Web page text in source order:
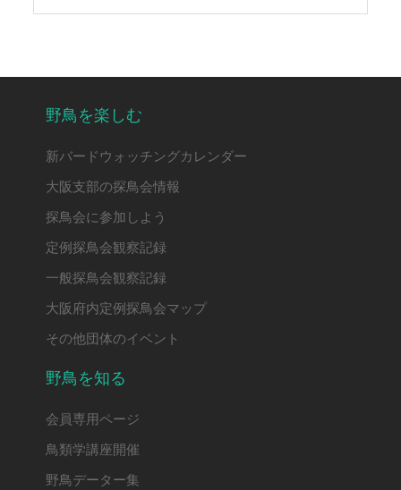
野鳥を楽しむ
新バードウォッチングカレンダー
大阪支部の探鳥会情報
探鳥会に参加しよう
定例探鳥会観察記録
一般探鳥会観察記録
大阪府内定例探鳥会マップ
その他団体のイベント
野鳥を知る
会員専用ページ
鳥類学講座開催
野鳥データー集